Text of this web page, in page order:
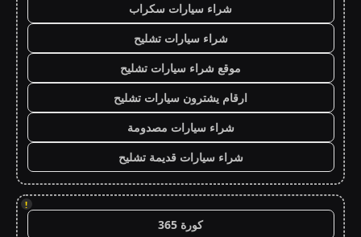
شراء سيارات سكراب
شراء سيارات تشليح
موقع شراء سيارات تشليح
ارقام يشترون سيارات تشليح
شراء سيارات مصدومة
شراء سيارات قديمة تشليح
!
كورة 365